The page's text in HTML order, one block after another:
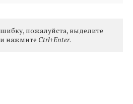
пожалуйста, выделите
нажмите Ctrl+Enter.